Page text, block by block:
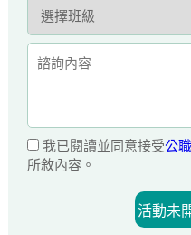
我已閱讀並同意接受公
所敘內容。
活動未